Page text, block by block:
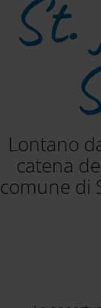
St.
Lontano
catena
comune di